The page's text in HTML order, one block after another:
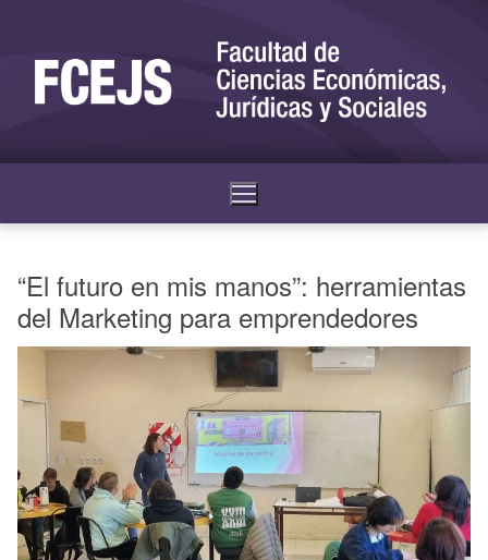
“El futuro en mis manos”: herramientas
del Marketing para emprendedores